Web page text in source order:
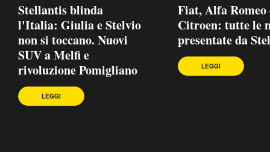
Stellantis blinda
l'Italia: Giulia e Stelvio
non si toccano. Nuovi
SUV a Melfi e
rivoluzione Pomigliano
LEGGI
Fiat, Alfa Romeo
Citroen: tutte le
presentate da
LEGGI